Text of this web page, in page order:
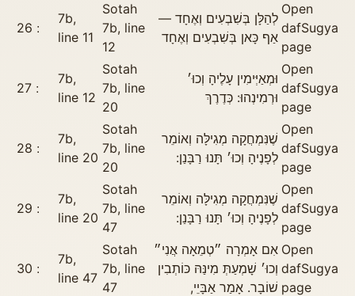
26
7b,
line 11
Sotah
7b, line
12
לְהַלָּן בְּשִׁבְעִים וְאֶחָד —
אַף כָּאן בְּשִׁבְעִים וְאֶחָד
Open
dafSugya
page
27
7b,
line 12
Sotah
7b, line
20
וּמְאַיְּימִין עָלֶיהָ וְכוּ׳
וּרְמִינְהוּ: כְּדֶרֶךְ
Open
dafSugya
page
28
7b,
line 20
Sotah
7b, line
20
שֶׁנִּמְחֲקָה מְגִילָּה וְאוֹמֵר
לְפָנֶיהָ וְכוּ׳ תָּנוּ רַבָּנַן:
Open
dafSugya
page
29
7b,
line 20
Sotah
7b, line
47
שֶׁנִּמְחֲקָה מְגִילָּה וְאוֹמֵר
לְפָנֶיהָ וְכוּ׳ תָּנוּ רַבָּנַן:
Open
dafSugya
page
30
7b,
line 47
Sotah
7b, line
47
אִם אָמְרָה ״טְמֵאָה אֲנִי״
וְכוּ׳ שָׁמְעַתְּ מִינַּהּ כּוֹתְבִין
שׁוֹבָר. אָמַר אַבָּיֵי,
Open
dafSugya
page